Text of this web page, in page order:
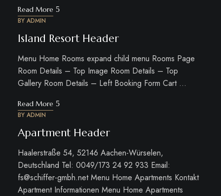
Read More
BY ADMIN
Island Resort Header
Menu Home Rooms expand child menu Rooms Page
Room Details – Top Image Room Details – Top
Gallery Room Details – Left Booking Form Cart …
Read More
BY ADMIN
Apartment Header
Haalerstraße 54, 52146 Aachen-Würselen,
Deutschland Tel: 0049/173 24 92 933 Email:
fs@schiffer-gmbh.net Menu Home Apartments Kontakt
Apartment Informationen Menu Home Apartments